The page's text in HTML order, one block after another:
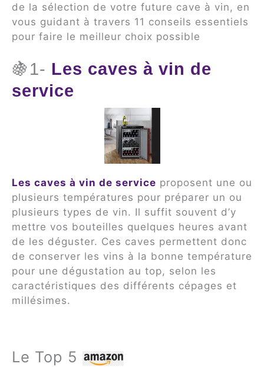
de la sélection de votre future cave à vin, en
vous guidant à travers 11 conseils essentiels
pour faire le meilleur choix possible
🍇1- Les caves à vin de
service
Les caves à vin de service proposent une ou
plusieurs températures pour préparer un ou
plusieurs types de vin. Il suffit souvent d’y
mettre vos bouteilles quelques heures avant
de les déguster. Ces caves permettent donc
de conserver les vins à la bonne température
pour une dégustation au top, selon les
caractéristiques des différents cépages et
millésimes.
Le Top 5